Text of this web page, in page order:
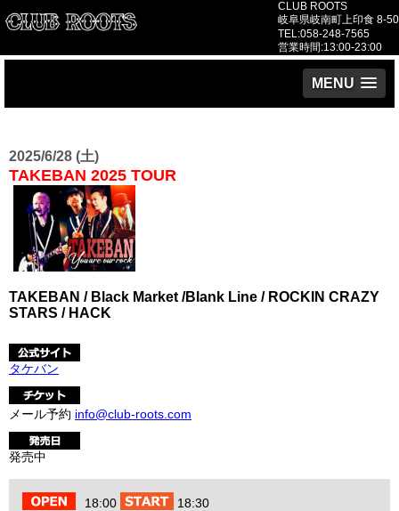
CLUB ROOTS
岐阜県岐南町上印食 8-50
TEL:058-248-7565
営業時間:13:00-23:00
MENU
2025/6/28 (土)
TAKEBAN 2025 TOUR
TAKEBAN / Black Market /Blank Line / ROCKIN CRAZY
STARS / HACK
タケバン
メール予約 info@club-roots.com
発売中
18:00
18:30